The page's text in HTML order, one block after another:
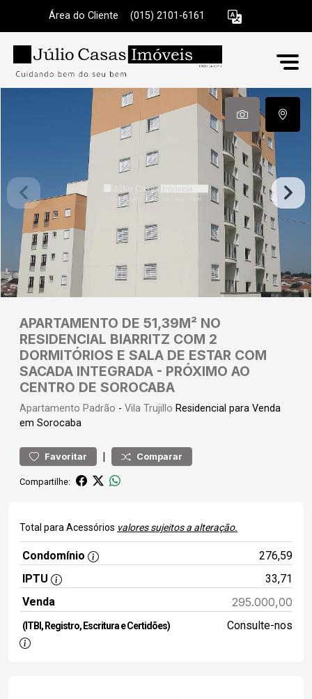
Área do Cliente (015) 2101-6161
APARTAMENTO DE 51,39M² NO
RESIDENCIAL BIARRITZ COM 2
DORMITÓRIOS E SALA DE ESTAR COM
SACADA INTEGRADA - PRÓXIMO AO
CENTRO DE SOROCABA
Apartamento Padrão - Vila Trujillo Residencial para Venda
em Sorocaba
Favoritar | Comparar
Compartilhe:
Total para Acessórios valores sujeitos a alteração.
Condomínio
276,59
IPTU
33,71
Venda
295.000,00
(ITBI, Registro, Escritura e Certidões) Consulte-nos